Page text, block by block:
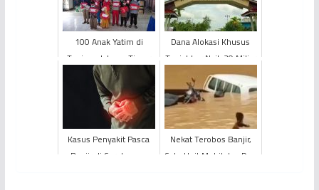
100 Anak Yatim di
Tanjung Jabung Timur
Terima Bingkisan dan
Santunan SKK Migas -
Petr...
Dana Alokasi Khusus
Tanjabbar Naik 39 Miliar
Rupiah
Kasus Penyakit Pasca
Banjir di Sarolangun
Nekat Terobos Banjir,
Satu Unit Mobil dan Dua